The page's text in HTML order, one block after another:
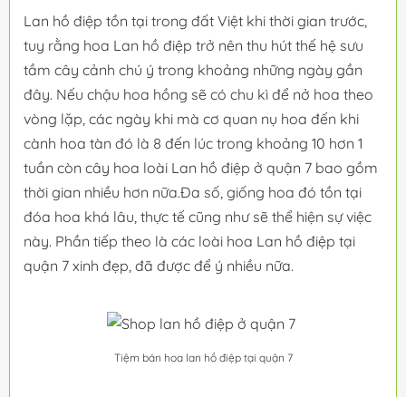
Lan hồ điệp tồn tại trong đất Việt khi thời gian trước,
tuy rằng hoa Lan hồ điệp trở nên thu hút thế hệ sưu
tầm cây cảnh chú ý trong khoảng những ngày gần
đây. Nếu chậu hoa hồng sẽ có chu kì để nở hoa theo
vòng lặp, các ngày khi mà cơ quan nụ hoa đến khi
cành hoa tàn đó là 8 đến lúc trong khoảng 10 hơn 1
tuần còn cây hoa loài Lan hồ điệp ở quận 7 bao gồm
thời gian nhiều hơn nữa.Đa số, giống hoa đó tồn tại
đóa hoa khá lâu, thực tế cũng như sẽ thể hiện sự việc
này. Phần tiếp theo là các loài hoa Lan hồ điệp tại
quận 7 xinh đẹp, đã được để ý nhiều nữa.
Tiệm bán hoa lan hồ điệp tại quận 7